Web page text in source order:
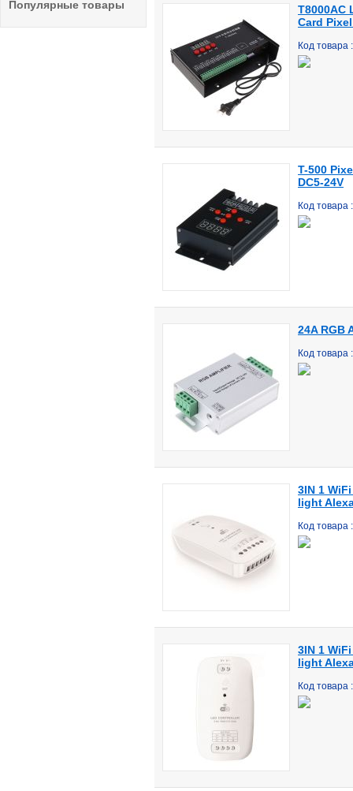
Популярные товары
T8000AC
Card
Код товара
T-500
DC5-24V
Код товара
24A RGB
Код товара
3IN 1
light
Код товара
3IN 1
light
Код товара